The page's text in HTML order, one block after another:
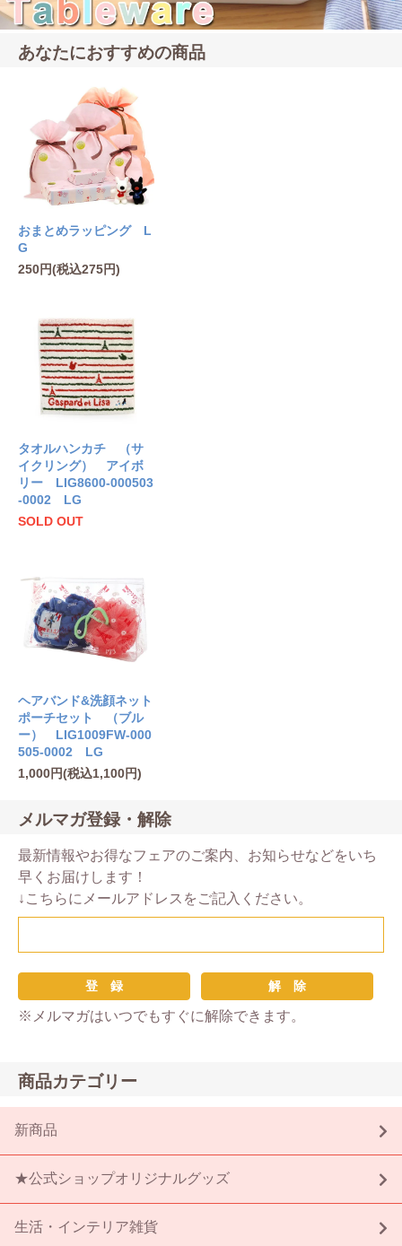
あなたにおすすめの商品
おまとめラッピング L
G
250円(税込275円)
タオルハンカチ （サ
イクリング） アイボ
リー LIG8600-000503
-0002 LG
SOLD OUT
ヘアバンド&洗顔ネット
ポーチセット （ブル
ー） LIG1009FW-000
505-0002 LG
1,000円(税込1,100円)
メルマガ登録・解除
最新情報やお得なフェアのご案内、お知らせなどをいち
早くお届けします！
↓こちらにメールアドレスをご記入ください。
※メルマガはいつでもすぐに解除できます。
商品カテゴリー
新商品
★公式ショップオリジナルグッズ
生活・インテリア雑貨